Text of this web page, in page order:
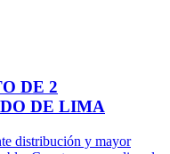
DE 2
DE LIMA
distribución y mayor